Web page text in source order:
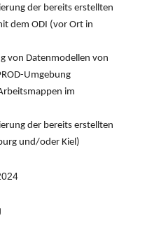
der bereits erstellten
dem ODI (vor Ort in
von Datenmodellen von
Umgebung
im
der bereits erstellten
und/oder Kiel)